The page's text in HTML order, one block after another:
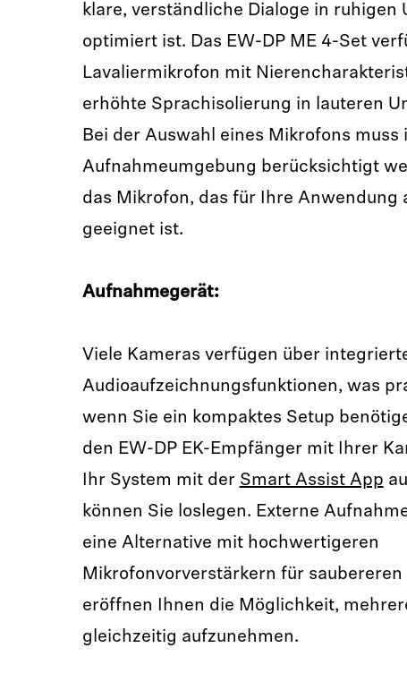
klare, verständliche Dialoge in ruhigen
optimiert ist. Das EW-DP ME 4-Set
Lavaliermikrofon mit
erhöhte Sprachisolierung in lauteren
Bei der Auswahl eines Mikrofons muss
Aufnahmeumgebung berücksichtigt
das Mikrofon, das für Ihre Anwendung
geeignet ist.
Aufnahmegerät:
Viele Kameras verfügen über
Audioaufzeichnungsfunktionen, was
wenn Sie ein kompaktes Setup
den EW-DP EK-Empfänger mit Ihrer
Ihr System mit der Smart Assist App
können Sie loslegen. Externe
eine Alternative mit hochwertigeren
Mikrofonvorverstärkern für saubereren
eröffnen Ihnen die Möglichkeit,
gleichzeitig aufzunehmen.